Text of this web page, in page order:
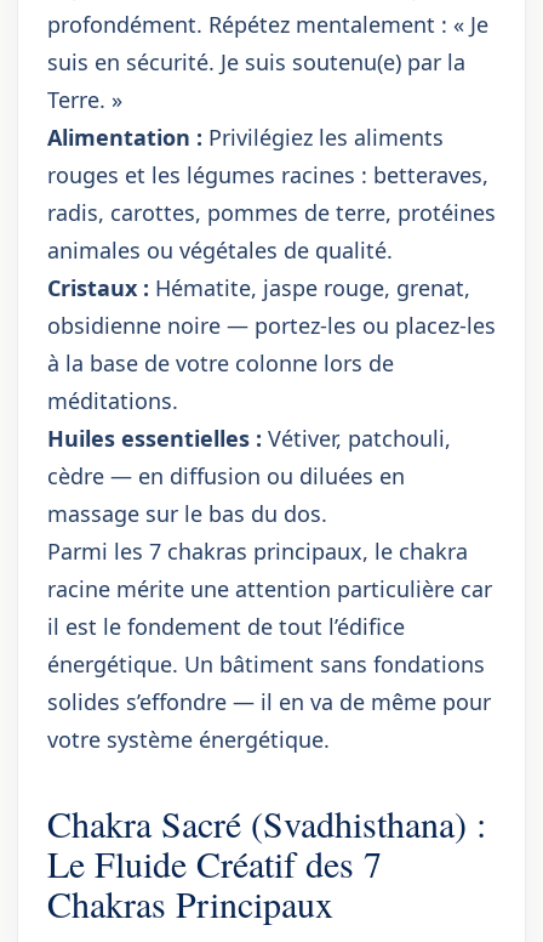
profondément. Répétez mentalement : « Je
suis en sécurité. Je suis soutenu(e) par la
Terre. »
Alimentation : Privilégiez les aliments
rouges et les légumes racines : betteraves,
radis, carottes, pommes de terre, protéines
animales ou végétales de qualité.
Cristaux : Hématite, jaspe rouge, grenat,
obsidienne noire — portez-les ou placez-les
à la base de votre colonne lors de
méditations.
Huiles essentielles : Vétiver, patchouli,
cèdre — en diffusion ou diluées en
massage sur le bas du dos.
Parmi les 7 chakras principaux, le chakra
racine mérite une attention particulière car
il est le fondement de tout l’édifice
énergétique. Un bâtiment sans fondations
solides s’effondre — il en va de même pour
votre système énergétique.
Chakra Sacré (Svadhisthana) :
Le Fluide Créatif des 7
Chakras Principaux